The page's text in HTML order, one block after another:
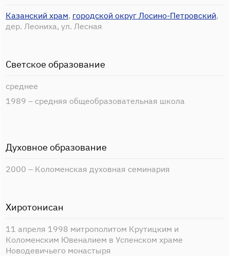
Казанский храм, городской округ Лосино-Петровский,
дер. Леониха, ул. Лесная
Светское образование
среднее
1989 – средняя общеобразовательная школа
Духовное образование
2000 – Коломенская духовная семинария
Хиротонисан
11 апреля 1998 митрополитом Крутицким и
Коломенским Ювеналием в Успенском храме
Новодевичьего монастыря